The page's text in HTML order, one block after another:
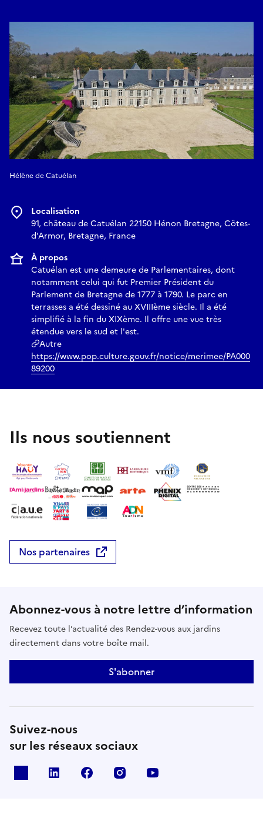
Hélène de Catuélan
Localisation
91, château de Catuélan 22150 Hénon Bretagne, Côtes-
d'Armor, Bretagne, France
À propos
Catuélan est une demeure de Parlementaires, dont
notamment celui qui fut Premier Président du
Parlement de Bretagne de 1777 à 1790. Le parc en
terrasses a été dessiné au XVIIIème siècle. Il a été
simplifié à la fin du XIXème. Il offre une vue très
étendue vers le sud et l'est.
Autre
https://www.pop.culture.gouv.fr/notice/merimee/PA000
89200
Ils nous soutiennent
Nos partenaires
Abonnez-vous à notre lettre d’information
Recevez toute l’actualité des Rendez-vous aux jardins
directement dans votre boîte mail.
S'abonner
Suivez-nous
sur les réseaux sociaux
Linkedin Facebook Instagram